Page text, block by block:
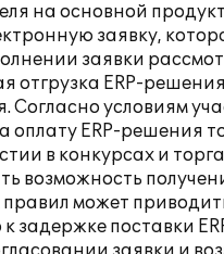
на основной
заявку,
заявки
отгрузка ERP-
Согласно условиям
оплату ERP-решения
в конкурсах и
возможность
может
к задержке поставки